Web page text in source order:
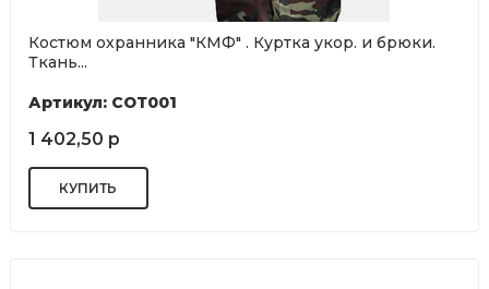
Костюм охранника "КМФ" . Куртка укор. и брюки.
Ткань...
Артикул: СОТ001
1 402,50 р